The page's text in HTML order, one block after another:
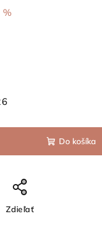
%
Do košíka
Zdieľať